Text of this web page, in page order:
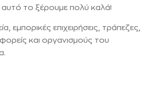
αυτό το ξέρουμε πολύ καλά!
εμπορικές επιχειρήσεις, τράπεζες,
και οργανισμούς του